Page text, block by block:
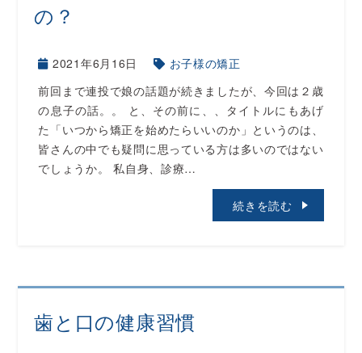
の？
2021年6月16日
お子様の矯正
前回まで連投で娘の話題が続きましたが、今回は２歳
の息子の話。。 と、その前に、、タイトルにもあげ
た「いつから矯正を始めたらいいのか」というのは、
皆さんの中でも疑問に思っている方は多いのではない
でしょうか。 私自身、診療…
続きを読む
歯と口の健康習慣